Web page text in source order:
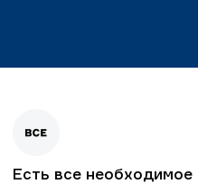
Есть все